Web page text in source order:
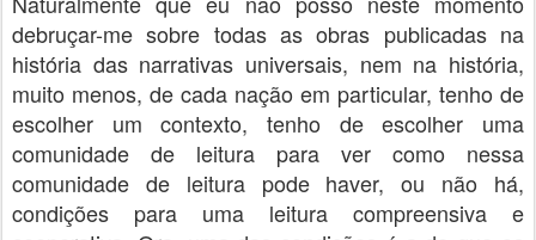
debruçar-me sobre todas as obras publicadas na
história das narrativas universais, nem na história,
muito menos, de cada nação em particular, tenho de
escolher um contexto, tenho de escolher uma
comunidade de leitura para ver como nessa
comunidade de leitura pode haver, ou não há,
condições para uma leitura compreensiva e